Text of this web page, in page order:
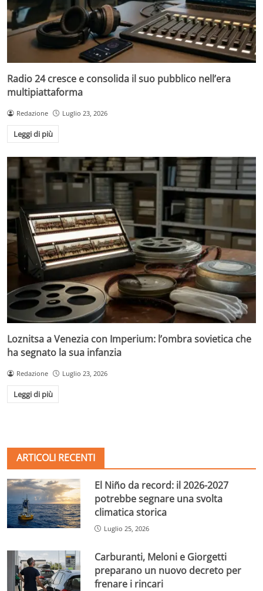
Radio 24 cresce e consolida il suo pubblico nell’era
multipiattaforma
Redazione Luglio 23, 2026
Leggi di più
Loznitsa a Venezia con Imperium: l’ombra sovietica che
ha segnato la sua infanzia
Redazione Luglio 23, 2026
Leggi di più
ARTICOLI RECENTI
El Niño da record: il 2026-2027
potrebbe segnare una svolta
climatica storica
Luglio 25, 2026
Carburanti, Meloni e Giorgetti
preparano un nuovo decreto per
frenare i rincari